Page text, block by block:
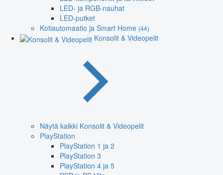
LED- ja RGB-nauhat
LED-putket
Kotiautomaatio ja Smart Home (44)
Konsolit & Videopelit
Näytä kaikki Konsolit & Videopelit
PlayStation
PlayStation 1 ja 2
PlayStation 3
PlayStation 4 ja 5